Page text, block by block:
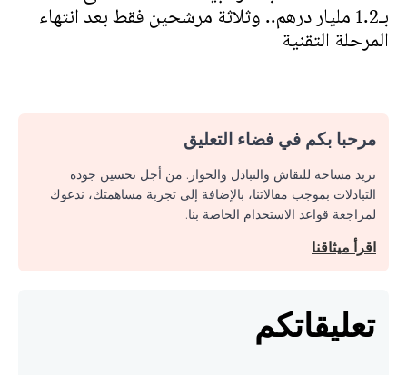
بـ1.2 مليار درهم.. وثلاثة مرشحين فقط بعد انتهاء
المرحلة التقنية
مرحبا بكم في فضاء التعليق
نريد مساحة للنقاش والتبادل والحوار. من أجل تحسين جودة
التبادلات بموجب مقالاتنا، بالإضافة إلى تجربة مساهمتك، ندعوك
لمراجعة قواعد الاستخدام الخاصة بنا.
اقرأ ميثاقنا
تعليقاتكم